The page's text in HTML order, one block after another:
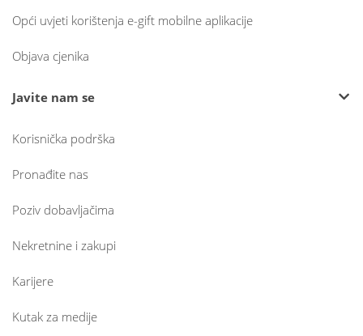
Opći uvjeti korištenja e-gift mobilne aplikacije
Objava cjenika
Javite nam se
Korisnička podrška
Pronađite nas
Poziv dobavljačima
Nekretnine i zakupi
Karijere
Kutak za medije